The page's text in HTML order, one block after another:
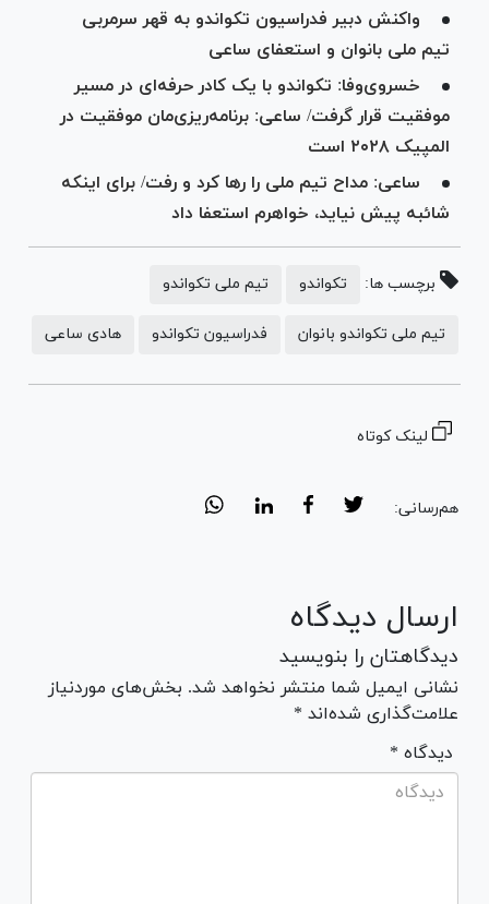
واکنش دبیر فدراسیون تکواندو به قهر سرمربی
تیم ملی بانوان و استعفای ساعی
خسروی‌وفا: تکواندو با یک کادر حرفه‌ای در مسیر
موفقیت قرار گرفت/ ساعی: برنامه‌ریزی‌مان موفقیت در
المپیک ۲۰۲۸ است
ساعی: مداح تیم ملی را رها کرد و رفت/ برای اینکه
شائبه پیش نیاید، خواهرم استعفا داد
برچسب ها: تکواندو تیم ملی تکواندو
تیم ملی تکواندو بانوان فدراسیون تکواندو هادی ساعی
لینک کوتاه
هم‌رسانی:
ارسال دیدگاه
دیدگاهتان را بنویسید
نشانی ایمیل شما منتشر نخواهد شد. بخش‌های موردنیاز
علامت‌گذاری شده‌اند *
* دیدگاه